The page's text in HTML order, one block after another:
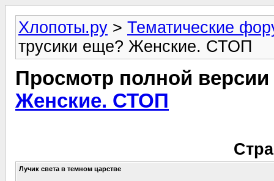
Хлопоты.ру > Тематические
трусики еще? Женские. СТОП
Просмотр полной
Женские. СТОП
Лучик света в темном царстве